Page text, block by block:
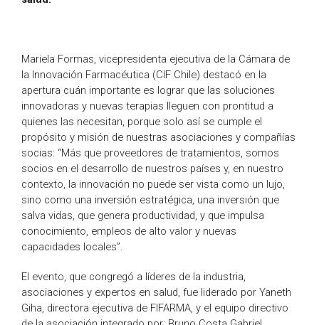
Mariela Formas, vicepresidenta ejecutiva de la Cámara de
la Innovación Farmacéutica (CIF Chile) destacó en la
apertura cuán importante es lograr que las soluciones
innovadoras y nuevas terapias lleguen con prontitud a
quienes las necesitan, porque solo así se cumple el
propósito y misión de nuestras asociaciones y compañías
socias: “Más que proveedores de tratamientos, somos
socios en el desarrollo de nuestros países y, en nuestro
contexto, la innovación no puede ser vista como un lujo,
sino como una inversión estratégica, una inversión que
salva vidas, que genera productividad, y que impulsa
conocimiento, empleos de alto valor y nuevas
capacidades locales”.
El evento, que congregó a líderes de la industria,
asociaciones y expertos en salud, fue liderado por Yaneth
Giha, directora ejecutiva de FIFARMA, y el equipo directivo